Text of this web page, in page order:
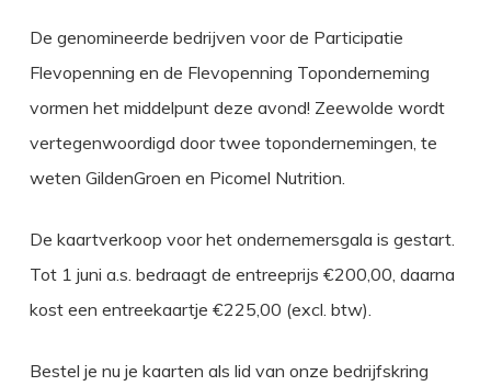
De genomineerde bedrijven voor de Participatie
Flevopenning en de Flevopenning Toponderneming
vormen het middelpunt deze avond! Zeewolde wordt
vertegenwoordigd door twee topondernemingen, te
weten GildenGroen en Picomel Nutrition.
De kaartverkoop voor het ondernemersgala is gestart.
Tot 1 juni a.s. bedraagt de entreeprijs €200,00, daarna
kost een entreekaartje €225,00 (excl. btw).
Bestel je nu je kaarten als lid van onze bedrijfskring